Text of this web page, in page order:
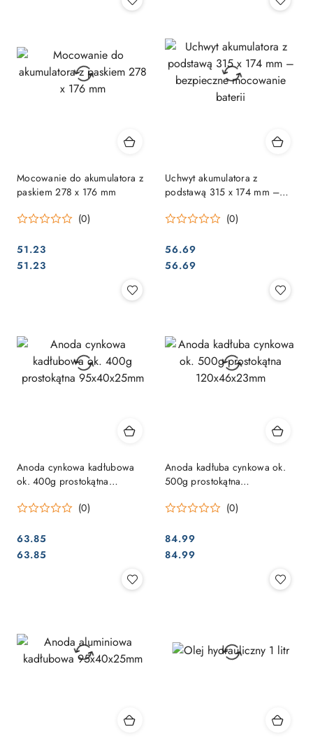
przed
obniżką
Mocowanie do akumulatora z
paskiem 278 x 176 mm
(0)
Cena:
51.23
Cena:
51.23
Uchwyt akumulatora z
podstawą 315 x 174 mm –
baterii
(0)
Cena:
56.69
Cena:
56.69
Anoda cynkowa kadłubowa
ok. 400g prostokątna
(0)
Cena:
63.85
Cena:
63.85
Anoda kadłuba cynkowa ok.
500g prostokątna
(0)
Cena:
84.99
Cena:
84.99